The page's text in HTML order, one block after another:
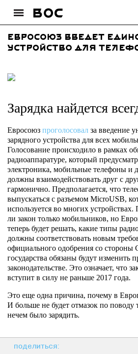
Евросоюз введет
устройство для
Зарядка найдется
Евросоюз проголосовал за введение
зарядного устройства для всех
Голосование происходило в рамках
радиоаппаратуре, который
электроника, мобильные телефоны и
должны взаимодействовать друг с
гармонично. Предполагается, что
выпускаться с разъемом MicroUSB,
используется во многих устройствах.
ли закон только мобильников, но
теперь будет решать, какие типы
должны соответствовать новым
официального одобрения со стороны
государства обязаны будут изменить
законодательстве. Это означает, что
вступит в силу не раньше 2017 года.
Это еще одна причина, почему в
И больше не будет отмазок по поводу
нечем было зарядить.
поделиться: